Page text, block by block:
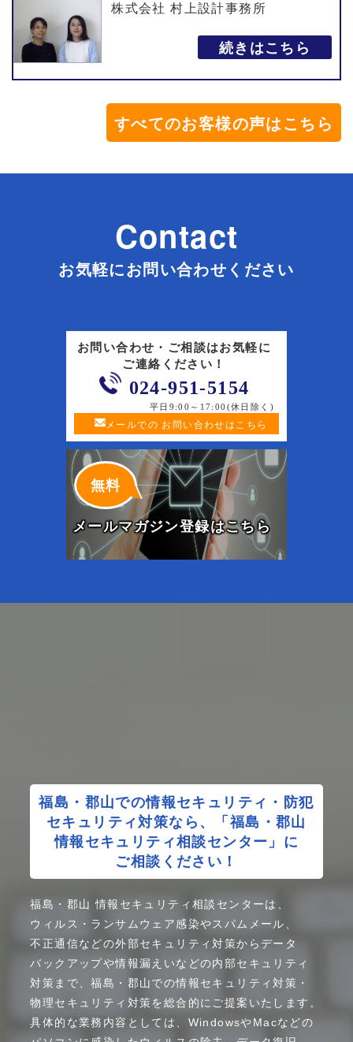
株式会社 村上設計事務所
続きはこちら
すべてのお客様の声はこちら
Contact
お気軽にお問い合わせください
お問い合わせ・ご相談はお気軽に
ご連絡ください！
024-951-5154
平日9:00～17:00(休日除く)
メールでの お問い合わせはこちら
無料
メールマガジン登録はこちら
福島・ 郡山での情報セキュリティ ・ 防犯
セキュリティ対策なら、 「福島・郡山
情報セキュリティ相談センター」 に
ご相談 ください！
福島・ 郡山 情報 セキュリティ 相談 センターは、
ウィルス ・ ランサムウェア感染やスパムメール、
不正通信などの外部セキュリティ対策からデータ
バックアップや情報漏えいなどの内部セキュリティ
対策 まで、福島・ 郡山での情報セキュリティ対策 ・
物理セキュリティ 対策を総合的に ご提案 いたします。
具体的な業務内容 としては、 WindowsやMacなどの